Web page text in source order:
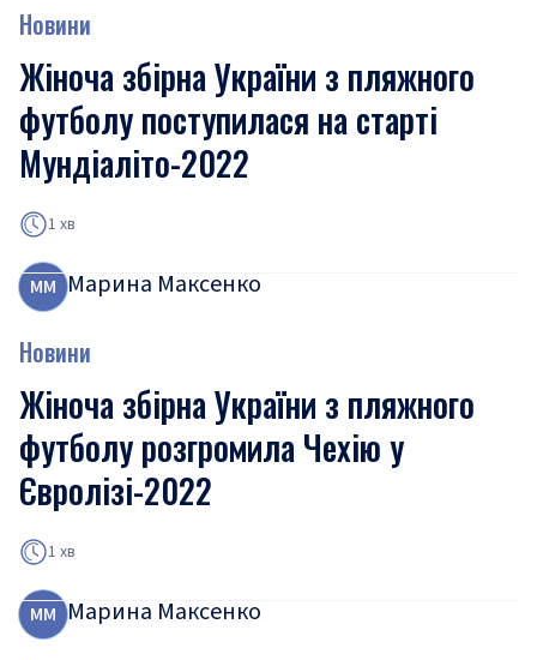
Новини
Жіноча збірна України з пляжного
футболу поступилася на старті
Мундіаліто-2022
1 хв
ММ Марина Максенко
Новини
Жіноча збірна України з пляжного
футболу розгромила Чехію у
Євролізі-2022
1 хв
ММ Марина Максенко